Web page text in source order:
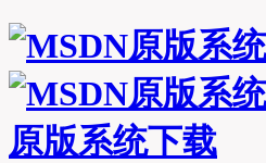
原版系统下载